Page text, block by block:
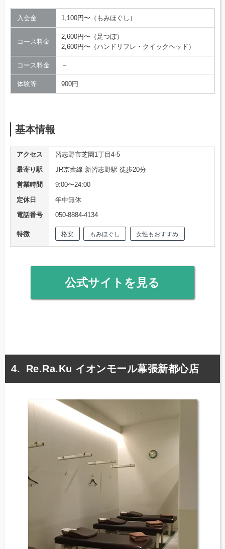
入会金 1,100円〜（もみほぐし）
コース料金
2,600円〜（足つぼ）
2,600円〜（ハンドリフレ・クイックヘッド）
コース料金 －
体験等 900円
基本情報
アクセス
習志野市芝園1丁目4-5
最寄り駅
JR京葉線 新習志野駅 徒歩20分
営業時間
9:00〜24:00
定休日
年中無休
電話番号
050-8884-4134
特徴 格安 もみほぐし 女性もおすすめ
公式サイトを見る
Re.Ra.Ku イオンモール幕張新都心店